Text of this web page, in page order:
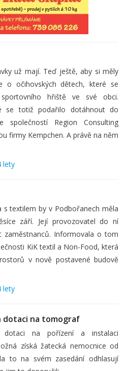
už mají. Teď ještě, aby si měly
o očihovských dětech, které se
hřiště ve své obci.
se totiž podařilo dotáhnout do
společností Region Consulting
firmy Kempchen. A právě na něm
lety
textilem by v Podbořanech měla
září. Její provozovatel do ní
Informovala o tom
KiK textil a Non-Food, která
v nově postavené budově
lety
dotaci na tomograf
na pořízení a instalaci
získá žatecká nemocnice od
to na svém zasedání odhlasují